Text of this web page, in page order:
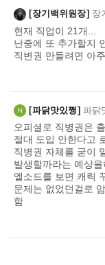
쓰
기
장기백위원장 장
현재 직업이 21개...
난중에 또 추가할지
직변권 만들려면 아
파닭맛있쪙 파닭
오피셜로 직병권은
절대 도입 안한다고
직병권 자체를 굳이
발생할까라는 예상
엘소드를 보면 캐릭
문제는 없었던걸로
함